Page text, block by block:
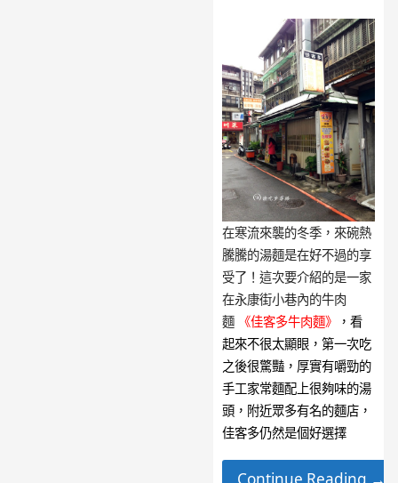
在寒流來襲的冬季，來碗熱
騰騰的湯麵是在好不過的享
受了！這次要介紹的是一家
在永康街小巷內的牛肉
麵 《佳客多牛肉麵》
，看
起來不很太顯眼，第一次吃
之後很驚豔，厚實有嚼勁的
手工家常麵配上很夠味的湯
頭，附近眾多有名的麵店，
佳客多仍然是個好選擇
Continue Reading →